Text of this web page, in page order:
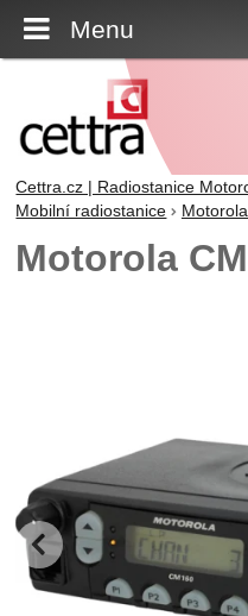
Menu
Cettra.cz | Radiostanice
Mobilní radiostanice
Motorola